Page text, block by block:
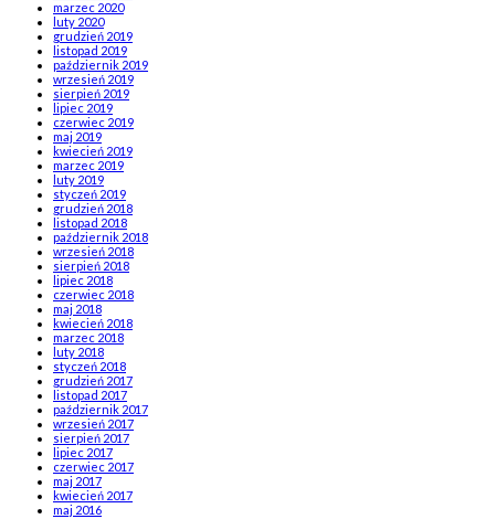
marzec 2020
luty 2020
grudzień 2019
listopad 2019
październik 2019
wrzesień 2019
sierpień 2019
lipiec 2019
czerwiec 2019
maj 2019
kwiecień 2019
marzec 2019
luty 2019
styczeń 2019
grudzień 2018
listopad 2018
październik 2018
wrzesień 2018
sierpień 2018
lipiec 2018
czerwiec 2018
maj 2018
kwiecień 2018
marzec 2018
luty 2018
styczeń 2018
grudzień 2017
listopad 2017
październik 2017
wrzesień 2017
sierpień 2017
lipiec 2017
czerwiec 2017
maj 2017
kwiecień 2017
maj 2016